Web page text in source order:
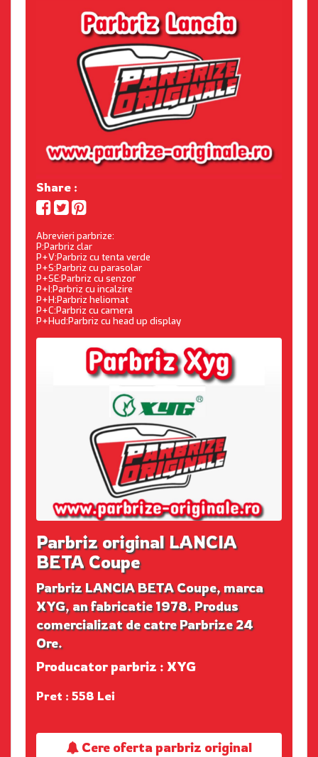
Share :
Abrevieri parbrize:
P:Parbriz clar
P+V:Parbriz cu tenta verde
P+S:Parbriz cu parasolar
P+SE:Parbriz cu senzor
P+I:Parbriz cu incalzire
P+H:Parbriz heliomat
P+C:Parbriz cu camera
P+Hud:Parbriz cu head up display
Parbriz original LANCIA
BETA Coupe
Parbriz LANCIA BETA Coupe, marca
XYG, an fabricatie 1978. Produs
comercializat de catre Parbrize 24
Ore.
Producator parbriz : XYG
Pret : 558 Lei
Cere oferta parbriz original